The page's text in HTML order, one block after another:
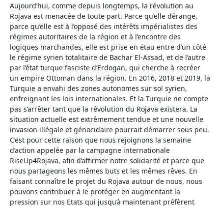
Aujourd’hui, comme depuis longtemps, la révolution au
Rojava est menacée de toute part. Parce qu’elle dérange,
parce qu’elle est à l’opposé des intérêts impérialistes des
régimes autoritaires de la région et à l’encontre des
logiques marchandes, elle est prise en étau entre d’un côté
le régime syrien totalitaire de Bachar El-Assad, et de l’autre
par l’état turque fasciste d’Erdogan, qui cherche à recréer
un empire Ottoman dans la région. En 2016, 2018 et 2019, la
Turquie a envahi des zones autonomes sur sol syrien,
enfreignant les lois internationales. Et la Turquie ne compte
pas s’arrêter tant que la révolution du Rojava existera. La
situation actuelle est extrêmement tendue et une nouvelle
invasion illégale et génocidaire pourrait démarrer sous peu.
C’est pour cette raison que nous rejoignons la semaine
d’action appelée par la campagne internationale
RiseUp4Rojava, afin d’affirmer notre solidarité et parce que
nous partageons les mêmes buts et les mêmes rêves. En
faisant connaître le projet du Rojava autour de nous, nous
pouvons contribuer à le protéger en augmentant la
pression sur nos Etats qui jusqu’à maintenant préfèrent